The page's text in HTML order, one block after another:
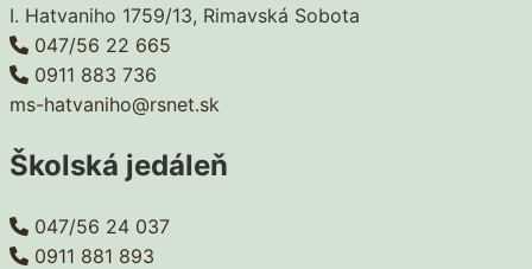
I. Hatvaniho 1759/13, Rimavská Sobota
047/56 22 665
0911 883 736
ms-hatvaniho@rsnet.sk
Školská jedáleň
047/56 24 037
0911 881 893